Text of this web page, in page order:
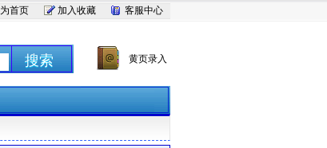
首页 加入收藏 客服中心
搜索 黄页录入